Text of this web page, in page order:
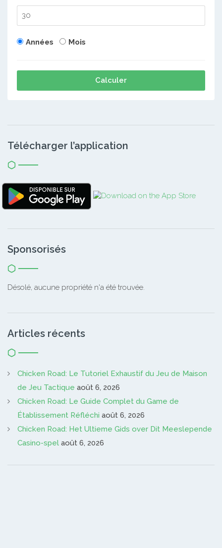
Années Mois
Calculer
Télécharger l’application
Sponsorisés
Désolé, aucune propriété n'a été trouvée.
Articles récents
Chicken Road: Le Tutoriel Exhaustif du Jeu de Maison
de Jeu Tactique août 6, 2026
Chicken Road: Le Guide Complet du Game de
Établissement Réfléchi août 6, 2026
Chicken Road: Het Ultieme Gids over Dit Meeslepende
Casino-spel août 6, 2026